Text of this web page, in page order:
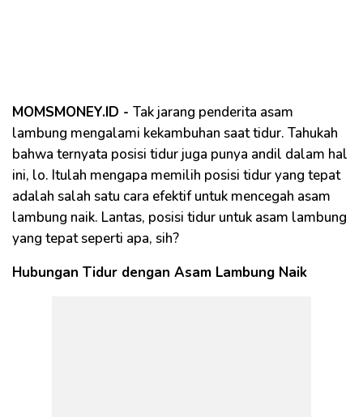
MOMSMONEY.ID - Tak jarang penderita asam
lambung mengalami kekambuhan saat tidur. Tahukah
bahwa ternyata posisi tidur juga punya andil dalam hal
ini, lo. Itulah mengapa memilih posisi tidur yang tepat
adalah salah satu cara efektif untuk mencegah asam
lambung naik. Lantas, posisi tidur untuk asam lambung
yang tepat seperti apa, sih?
Hubungan Tidur dengan Asam Lambung Naik